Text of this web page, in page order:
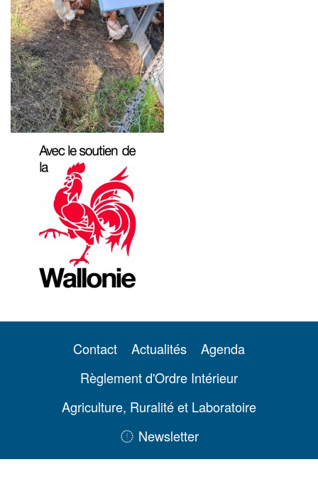
Contact Actualités
Agenda
Règlement d'Ordre Intérieur
Agriculture, Ruralité et Laboratoire
Newsletter